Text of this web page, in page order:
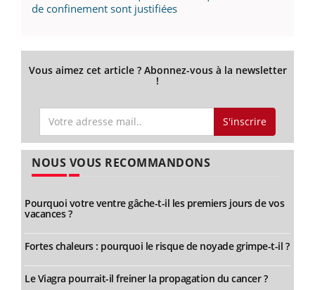
de confinement sont justifiées
Vous aimez cet article ? Abonnez-vous à la newsletter
!
S'inscrire
NOUS VOUS RECOMMANDONS
Pourquoi votre ventre gâche-t-il les premiers jours de vos
vacances ?
Fortes chaleurs : pourquoi le risque de noyade grimpe-t-il ?
Le Viagra pourrait-il freiner la propagation du cancer ?